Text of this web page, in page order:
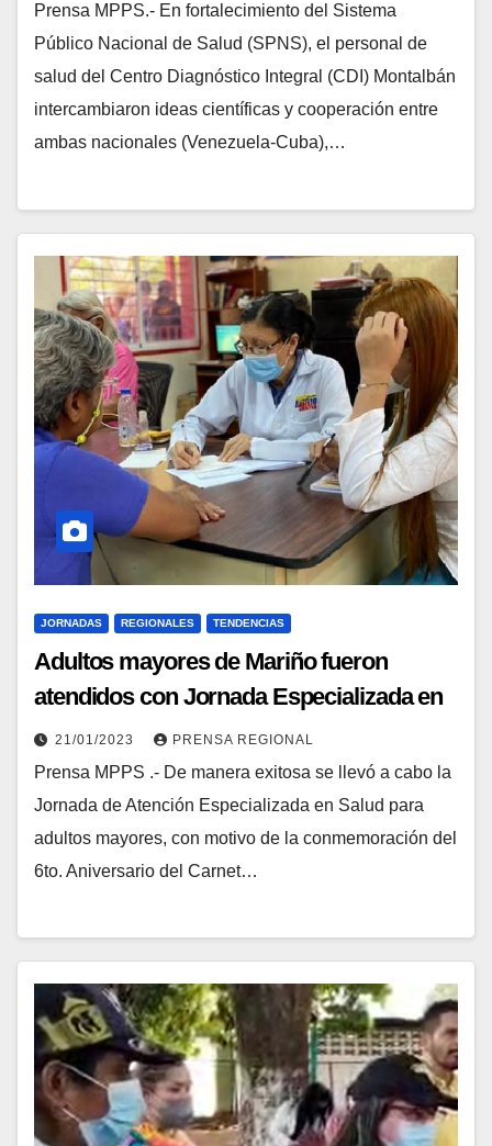
Prensa MPPS.- En fortalecimiento del Sistema
Público Nacional de Salud (SPNS), el personal de
salud del Centro Diagnóstico Integral (CDI) Montalbán
intercambiaron ideas científicas y cooperación entre
ambas nacionales (Venezuela-Cuba),…
JORNADAS REGIONALES TENDENCIAS
Adultos mayores de Mariño fueron
atendidos con Jornada Especializada en
Salud en Aragua
21/01/2023 PRENSA REGIONAL
Prensa MPPS .- De manera exitosa se llevó a cabo la
Jornada de Atención Especializada en Salud para
adultos mayores, con motivo de la conmemoración del
6to. Aniversario del Carnet…